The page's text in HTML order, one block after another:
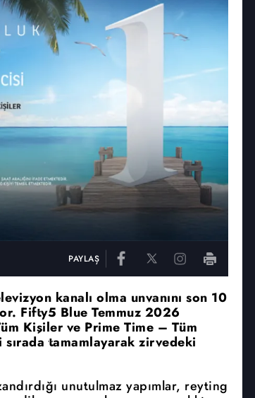
PAYLAŞ
kanalı olma unvanını son 10
Fifty5 Blue Temmuz 2026
Kişiler ve Prime Time – Tüm
tamamlayarak zirvedeki
unutulmaz yapımlar, reyting